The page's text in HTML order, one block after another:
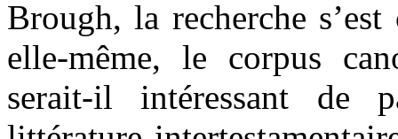
Brough, la recherche
elle-même, le corpus
serait-il intéressant de